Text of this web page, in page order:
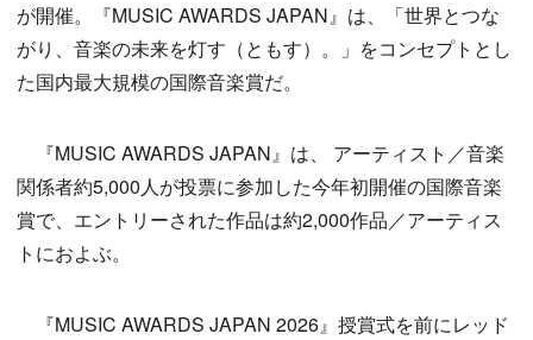
が開催。『MUSIC AWARDS JAPAN』は、「世界とつな
がり、音楽の未来を灯す（ともす）。」をコンセプトとし
た国内最大規模の国際音楽賞だ。
『MUSIC AWARDS JAPAN』は、 アーティスト／音楽
関係者約5,000人が投票に参加した今年初開催の国際音楽
賞で、エントリーされた作品は約2,000作品／アーティス
トにおよぶ。
『MUSIC AWARDS JAPAN 2026』授賞式を前にレッド